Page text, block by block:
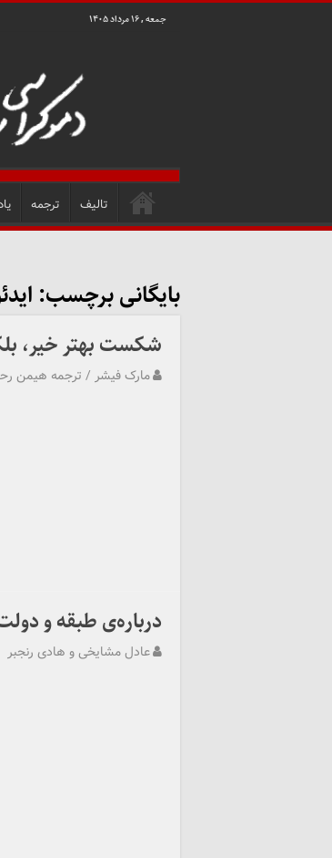
جمعه , ۱۶ مرداد ۱۴۰۵
تالیف ترجمه
بایگانی برچسب:
شکست بهتر خیر،
مارک فیشر / ترجمه هیمن
درباره‌ی طبقه و دولت (۳) نگاهی به کتاب بورژوا در میانه‌ی تاریخ
عادل مشایخی و هادی رنجبر